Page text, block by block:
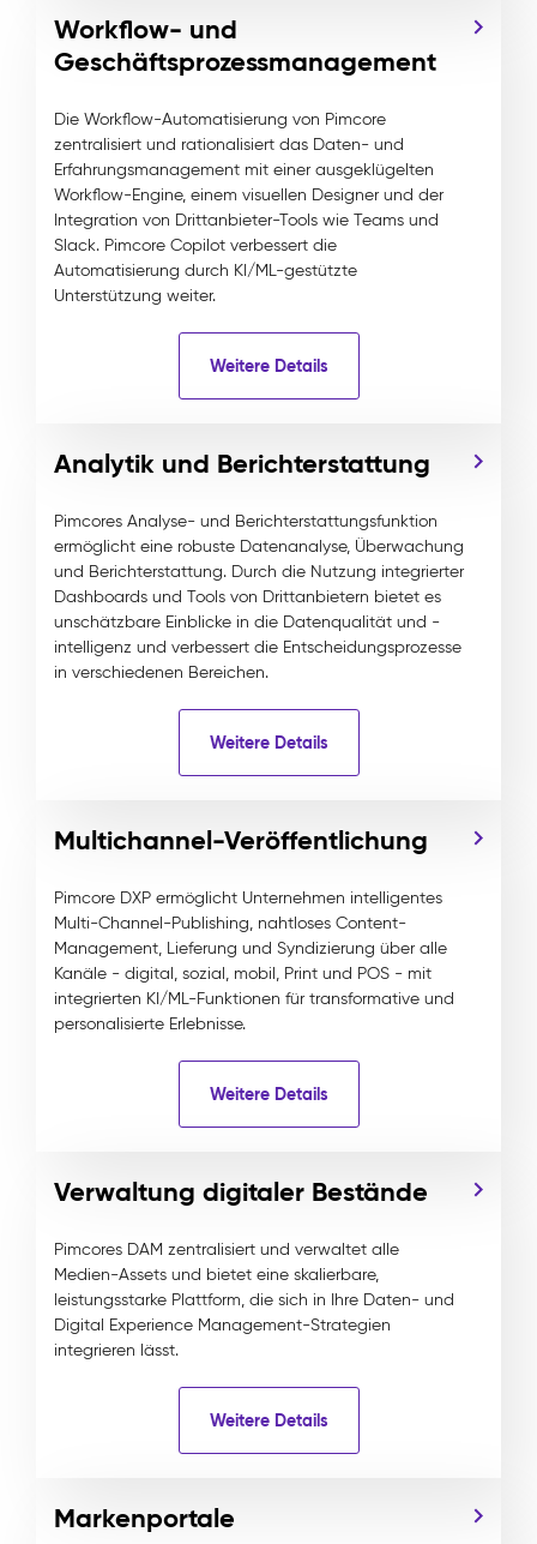
Workflow- und
Geschäftsprozessmanagement
Die Workflow-Automatisierung von Pimcore
zentralisiert und rationalisiert das Daten- und
Erfahrungsmanagement mit einer ausgeklügelten
Workflow-Engine, einem visuellen Designer und der
Integration von Drittanbieter-Tools wie Teams und
Slack. Pimcore Copilot verbessert die
Automatisierung durch KI/ML-gestützte
Unterstützung weiter.
Weitere Details
Analytik und Berichterstattung
Pimcores Analyse- und Berichterstattungsfunktion
ermöglicht eine robuste Datenanalyse, Überwachung
und Berichterstattung. Durch die Nutzung integrierter
Dashboards und Tools von Drittanbietern bietet es
unschätzbare Einblicke in die Datenqualität und -
intelligenz und verbessert die Entscheidungsprozesse
in verschiedenen Bereichen.
Weitere Details
Multichannel-Veröffentlichung
Pimcore DXP ermöglicht Unternehmen intelligentes
Multi-Channel-Publishing, nahtloses Content-
Management, Lieferung und Syndizierung über alle
Kanäle - digital, sozial, mobil, Print und POS - mit
integrierten KI/ML-Funktionen für transformative und
personalisierte Erlebnisse.
Weitere Details
Verwaltung digitaler Bestände
Pimcores DAM zentralisiert und verwaltet alle
Medien-Assets und bietet eine skalierbare,
leistungsstarke Plattform, die sich in Ihre Daten- und
Digital Experience Management-Strategien
integrieren lässt.
Weitere Details
Markenportale